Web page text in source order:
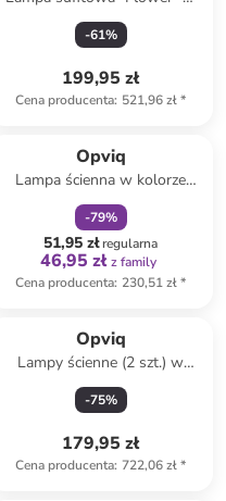
kolorze białym - 64 x 64 cm
-61%
199,95 zł
Cena producenta: 521,96 zł*
Opviq
Lampa ścienna w kolorze
złoto-białym - wys. 22 x Ø 15
cm
-79%
51,95 złregularna
46,95 zł z family
Cena producenta: 230,51 zł*
Opviq
Lampy ścienne (2 szt.) w
kolorze jasnoszarym - 26 x 23
cm
-75%
179,95 zł
Cena producenta: 722,06 zł*